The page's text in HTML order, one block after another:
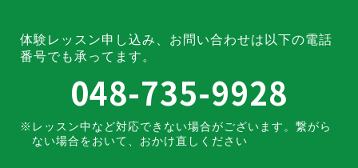
体験レッスン申し込み、お問い合わせは 以下の電話
番号でも承ってます。
048-735-9928
レッスン中など対応できない場合がございます。 繋がら
ない場合をおいて、おかけ直しください